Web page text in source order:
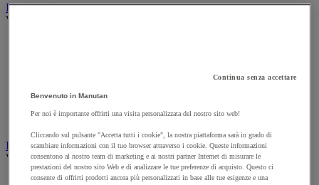
Illuminazione
Vedi tutte le categorie
Lampadina
Proiettore da cantiere
Ingrassaggio e lubrificazione
Vedi tutte le categorie
Anti-aderente
Continua senza accettare
Benvenuto in Manutan
Per noi è importante offrirti una visita personalizzata del nostro sito web!
Cliccando sul pulsante "Accetta tutti i cookie", la nostra piattaforma sarà in grado di
scambiare informazioni con il tuo browser attraverso i cookie. Queste informazioni
consentono al nostro team di marketing e ai nostri partner Internet di misurare le
prestazioni del nostro sito Web e di analizzare le tue preferenze di acquisto. Questo ci
consente di offrirti prodotti ancora più personalizzati in base alle tue esigenze e una